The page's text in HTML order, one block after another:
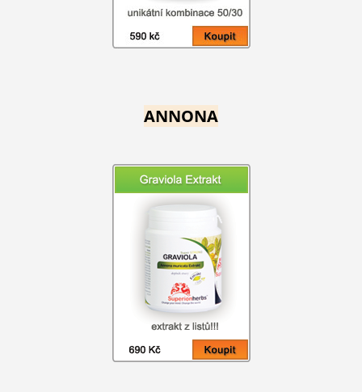
ANNONA